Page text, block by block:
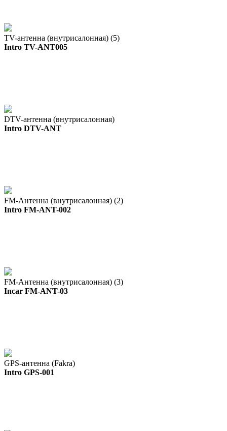
TV-антенна (внутрисалонная) (5)
Intro TV-ANT005
DTV-антенна (внутрисалонная)
Intro DTV-ANT
FM-Антенна (внутрисалонная) (2)
Intro FM-ANT-002
FM-Антенна (внутрисалонная) (3)
Incar FM-ANT-03
GPS-антенна (Fakra)
Intro GPS-001